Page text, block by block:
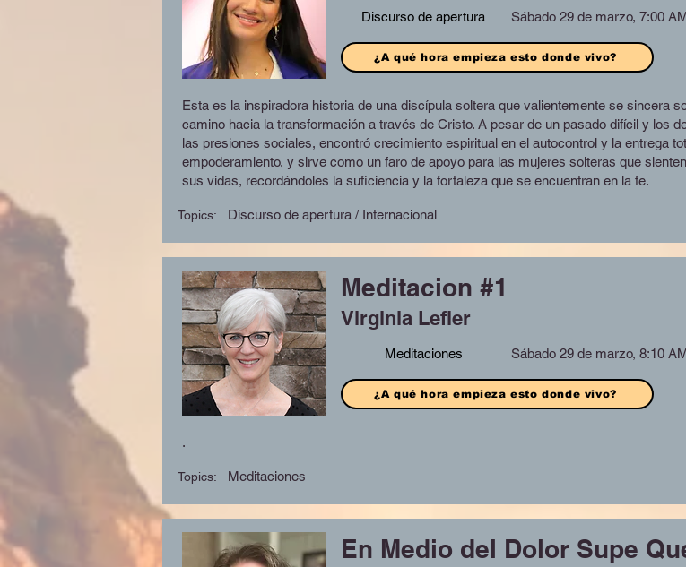
Discurso de apertura Sábado 29 de marzo, 7:00
¿A qué hora empieza esto donde vivo?
Esta es la inspiradora historia de una discípula soltera que valientemente se sincera
camino hacia la transformación a través de Cristo. A pesar de un pasado difícil y los
las presiones sociales, encontró crecimiento espiritual en el autocontrol y la entrega
empoderamiento, y sirve como un faro de apoyo para las mujeres solteras que
sus vidas, recordándoles la suficiencia y la fortaleza que se encuentran en la fe.
Discurso de apertura / Internacional
Topics:
Meditacion #1
Virginia Lefler
Meditaciones Sábado 29 de marzo, 8:10
¿A qué hora empieza esto donde vivo?
.
Meditaciones
Topics:
En Medio del Dolor Supe